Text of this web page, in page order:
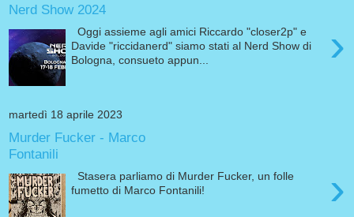
Nerd Show 2024
›
Oggi assieme agli amici Riccardo "closer2p" e
Davide "riccidanerd" siamo stati al Nerd Show di
Bologna, consueto appun...
martedì 18 aprile 2023
Murder Fucker - Marco
Fontanili
›
Stasera parliamo di Murder Fucker, un folle
fumetto di Marco Fontanili!